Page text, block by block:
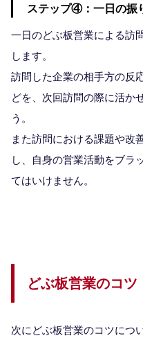
ステップ④：一日の振
一日のどぶ板営業による訪
します。
訪問した企業の相手方の反
どを、次回訪問の際に活か
う。
また訪問における課題や改
し、自身の営業活動をブラ
てはいけません。
どぶ板営業のコツ
次にどぶ板営業のコツにつ